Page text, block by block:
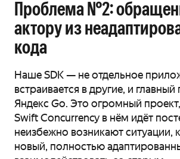
Проблема №2:
актору из
кода
Наше SDK — не отдельное
встраивается в другие, и
Яндекс Go. Это огромный
Swift Concurrency в нём идёт
неизбежно возникают ситуации,
новый, полностью